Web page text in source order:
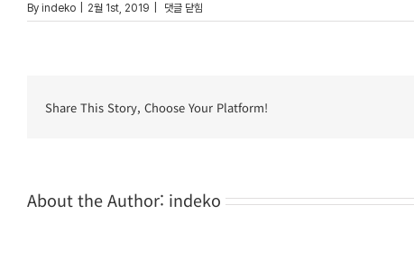
By indeko 2월 1st, 2019 songtree_event_detail
댓글 닫힘
Share This Story, Choose Your Platform!
About the Author: indeko